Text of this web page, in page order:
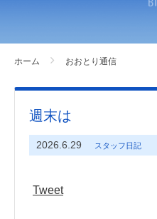
ホーム おおとり通信
週末は
2026.6.29 スタッフ日記
Tweet